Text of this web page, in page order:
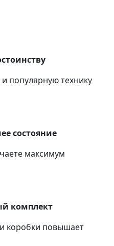
популярную технику
состояние
максимум
комплект
коробки повышает